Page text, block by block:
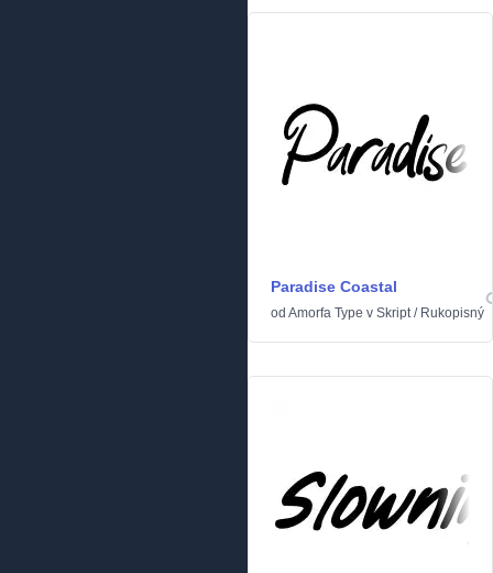
Paradise Coastal
od Amorfa Type v Skript/ Rukopisný